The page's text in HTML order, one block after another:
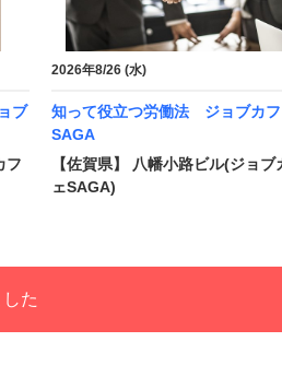
ブ
フ
2026年8/26 (水)
知って役立つ労働法 ジョブカフ
SAGA
【佐賀県】 八幡小路ビル(ジョブ
ェSAGA)
た